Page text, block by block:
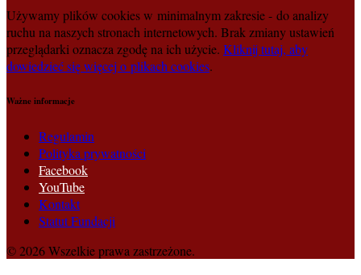
Używamy plików cookies w minimalnym zakresie - do analizy
ruchu na naszych stronach internetowych. Brak zmiany ustawień
przeglądarki oznacza zgodę na ich użycie. Kliknij tutaj, aby
dowiedzieć się więcej o plikach cookies.
Ważne informacje
Regulamin
Polityka prywatności
Facebook
YouTube
Kontakt
Statut Fundacji
© 2026 Wszelkie prawa zastrzeżone.